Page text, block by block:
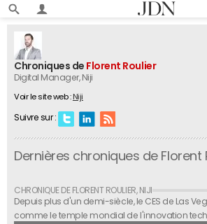
Chroniques de Florent Roulier
Digital Manager, Niji
Voir le site web :Niji
Suivre sur :
Dernières chroniques de Florent
Depuis plus d'un demi-siècle, le CES de Las
comme le temple mondial de l'innovation